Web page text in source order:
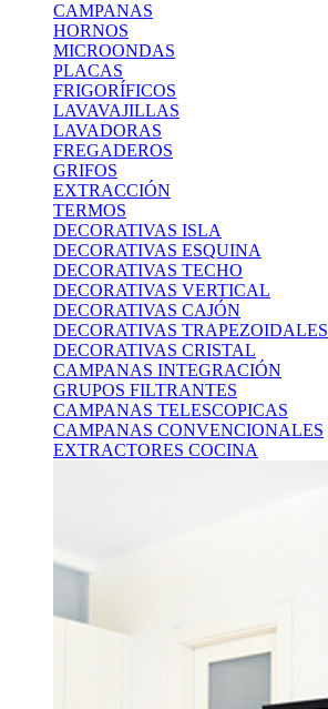
CAMPANAS
HORNOS
MICROONDAS
PLACAS
FRIGORÍFICOS
LAVAVAJILLAS
LAVADORAS
FREGADEROS
GRIFOS
EXTRACCIÓN
TERMOS
DECORATIVAS ISLA
DECORATIVAS ESQUINA
DECORATIVAS TECHO
DECORATIVAS VERTICAL
DECORATIVAS CAJÓN
DECORATIVAS TRAPEZOIDALES
DECORATIVAS CRISTAL
CAMPANAS INTEGRACIÓN
GRUPOS FILTRANTES
CAMPANAS TELESCOPICAS
CAMPANAS CONVENCIONALES
EXTRACTORES COCINA